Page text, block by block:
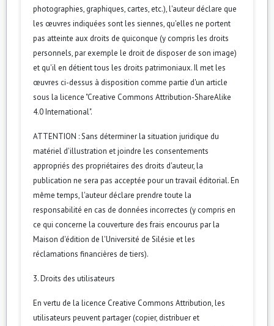
photographies, graphiques, cartes, etc.), l'auteur déclare que
les œuvres indiquées sont les siennes, qu'elles ne portent
pas atteinte aux droits de quiconque (y compris les droits
personnels, par exemple le droit de disposer de son image)
et qu'il en détient tous les droits patrimoniaux. Il met les
œuvres ci-dessus à disposition comme partie d'un article
sous la licence "Creative Commons Attribution-ShareAlike
4.0 International".
ATTENTION : Sans déterminer la situation juridique du
matériel d'illustration et joindre les consentements
appropriés des propriétaires des droits d'auteur, la
publication ne sera pas acceptée pour un travail éditorial. En
même temps, l'auteur déclare prendre toute la
responsabilité en cas de données incorrectes (y compris en
ce qui concerne la couverture des frais encourus par la
Maison d'édition de l'Université de Silésie et les
réclamations financières de tiers).
3. Droits des utilisateurs
En vertu de la licence Creative Commons Attribution, les
utilisateurs peuvent partager (copier, distribuer et